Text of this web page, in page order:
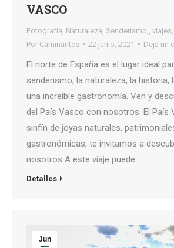
VASCO
Fotografía Naturaleza Senderismo,
viajes,
Por Caminantes 22 junio, 2021 Deja un
El norte de España es el lugar ideal
senderismo, la naturaleza, la historia,
una increíble gastronomía. Ven y
del País Vasco con nosotros. El País
sinfín de joyas naturales,
gastronómicas, te invitamos a
nosotros A este viaje puede…
Detalles
Jun